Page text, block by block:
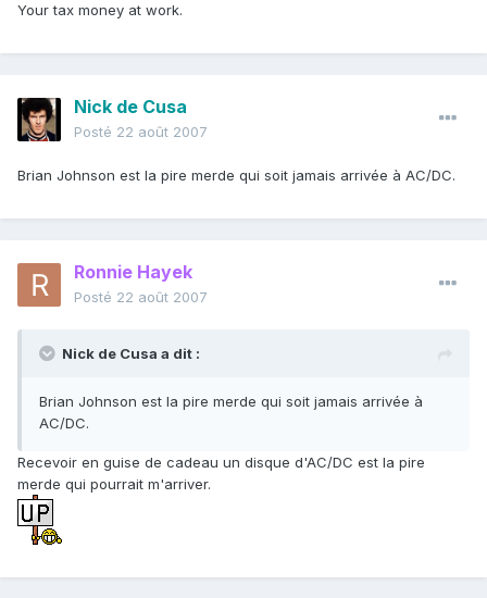
Your tax money at work.
Nick de Cusa
Posté 22 août 2007
Brian Johnson est la pire merde qui soit jamais arrivée à AC/DC.
Ronnie Hayek
Posté 22 août 2007
Nick de Cusa a dit :
Brian Johnson est la pire merde qui soit jamais arrivée à
AC/DC.
Recevoir en guise de cadeau un disque d'AC/DC est la pire
merde qui pourrait m'arriver.